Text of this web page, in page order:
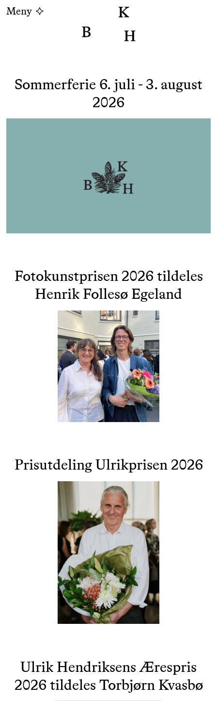
Meny
Sommerferie 6. juli - 3. august
2026
Fotokunstprisen 2026 tildeles
Henrik Follesø Egeland
Prisutdeling Ulrikprisen 2026
Ulrik Hendriksens Ærespris
2026 tildeles Torbjørn Kvasbø